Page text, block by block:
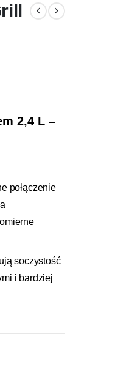
2,4 L –
połączenie
soczystość
i bardziej